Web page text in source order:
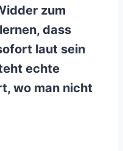
zum
dass
laut sein
echte
wo man nicht